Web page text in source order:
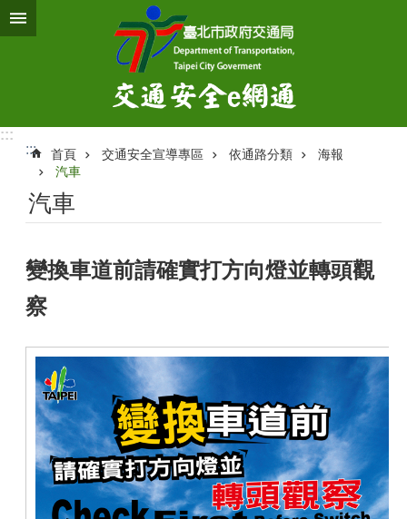
跳到主要內容區塊
:::
:::
首頁 交通安全宣導專區 依通路分類
海報
汽車
汽車
變換車道前請確實打方向燈並轉頭觀
察